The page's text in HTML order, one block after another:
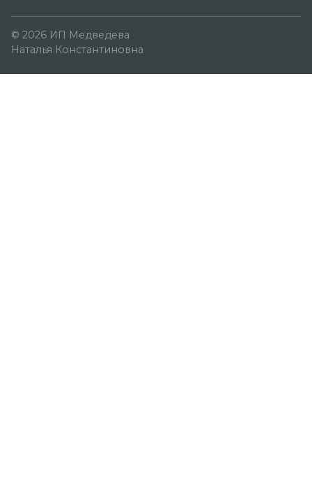
© 2026 ИП Медведева
Наталья Константиновна